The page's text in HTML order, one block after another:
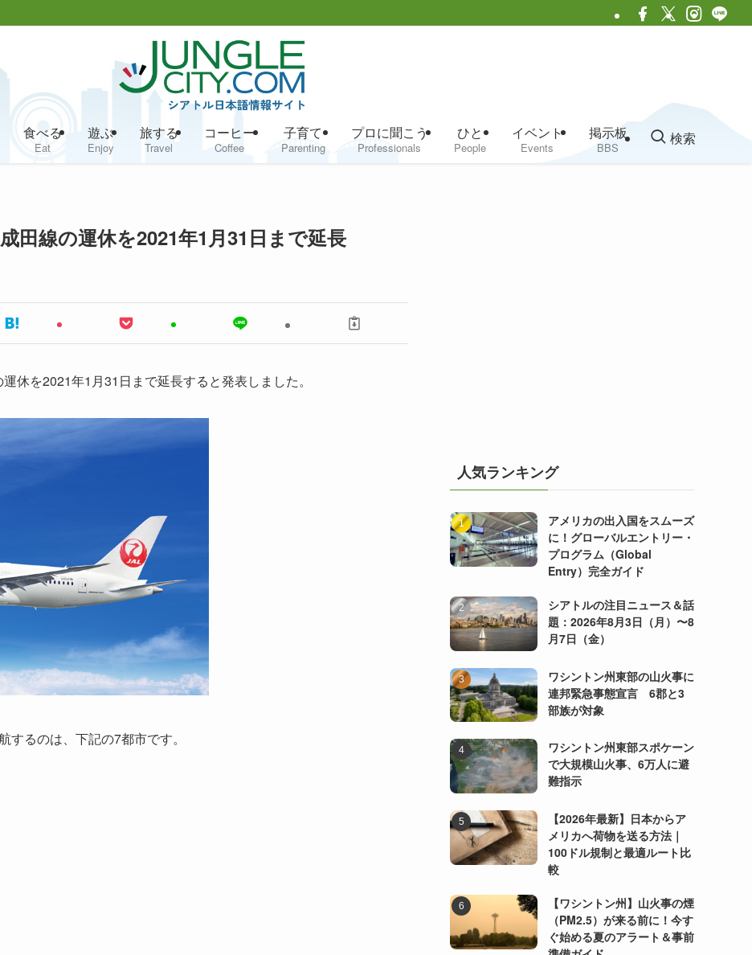
食べる
Eat
遊ぶ
Enjoy
旅する
Travel
コーヒー
Coffee
子育て
Parenting
プロに聞こう
Professionals
ひと
People
イベント
Events
掲示板
BBS
検索
田線の運休を2021年1月31日まで延長
休を2021年1月31日まで延長すると発表しました。
るのは、下記の7都市です。
人気ランキング
アメリカの出入国をスムーズ
に！グローバルエントリー・
プログラム（Global
Entry）完全ガイド
シアトルの注目ニュース＆話
題：2026年8月3日（月）〜8
月7日（金）
ワシントン州東部の山火事に
連邦緊急事態宣言 6郡と3
部族が対象
ワシントン州東部スポケーン
で大規模山火事、6万人に避
難指示
【2026年最新】日本からア
メリカへ荷物を送る方法｜
100ドル規制と最適ルート比
較
【ワシントン州】山火事の煙
（PM2.5）が来る前に！今す
ぐ始める夏のアラート＆事前